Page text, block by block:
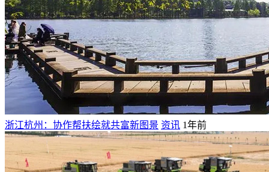
浙江杭州：协作帮扶绘就共富新图景 资讯 1年前